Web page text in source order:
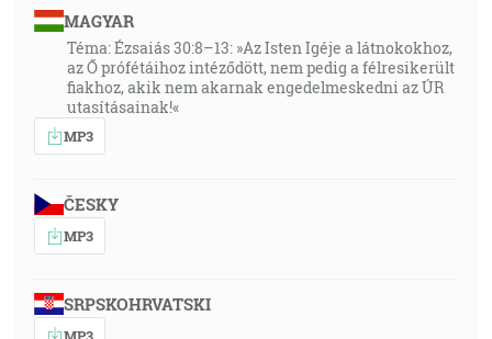
MAGYAR
Téma: Ézsaiás 30:8–13: »Az Isten Igéje a látnokokhoz,
az Ő prófétáihoz intéződött, nem pedig a félresikerült
fiakhoz, akik nem akarnak engedelmeskedni az ÚR
utasításainak!«
MP3
ČESKY
MP3
SRPSKOHRVATSKI